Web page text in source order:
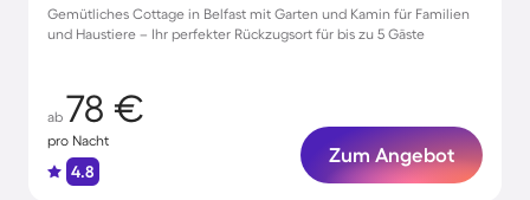
Gemütliches Cottage in Belfast mit Garten und Kamin für Familien
und Haustiere – Ihr perfekter Rückzugsort für bis zu 5 Gäste
ab 78 €
pro Nacht
4.8
Zum Angebot